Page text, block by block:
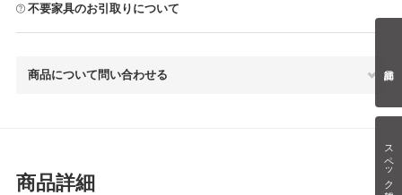
スペック情報
不要家具のお引取りについて
商品について問い合わせる
商品詳細